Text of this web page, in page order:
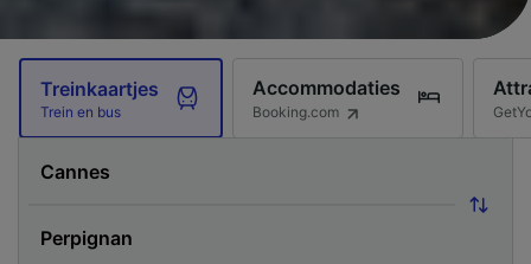
Treinkaartjes
Trein en bus
Accommodaties
Booking.com